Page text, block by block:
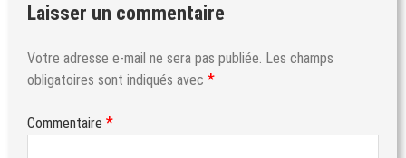
Laisser un commentaire
Votre adresse e-mail ne sera pas publiée. Les champs
obligatoires sont indiqués avec *
Commentaire *